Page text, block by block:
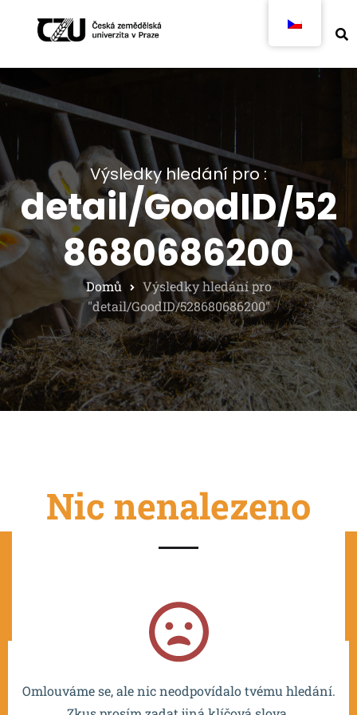
Výsledky hledání pro :
detail/GoodID/52
8680686200
Domů
Výsledky hledání pro
"detail/GoodID/528680686200"
Nic nenalezeno
Omlouváme se, ale nic neodpovídalo tvému hledání.